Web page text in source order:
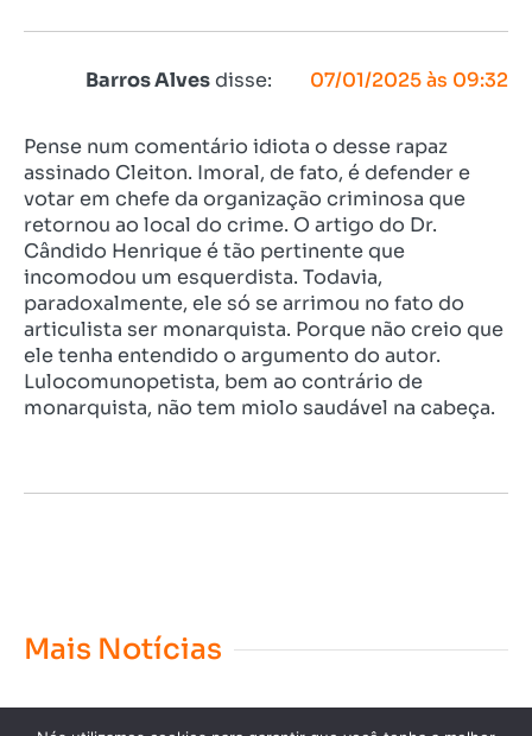
Barros Alvesdisse: 07/01/2025 às 09:32
Pense num comentário idiota o desse rapaz
assinado Cleiton. Imoral, de fato, é defender e
votar em chefe da organização criminosa que
retornou ao local do crime. O artigo do Dr.
Cândido Henrique é tão pertinente que
incomodou um esquerdista. Todavia,
paradoxalmente, ele só se arrimou no fato do
articulista ser monarquista. Porque não creio que
ele tenha entendido o argumento do autor.
Lulocomunopetista, bem ao contrário de
monarquista, não tem miolo saudável na cabeça.
Mais Notícias